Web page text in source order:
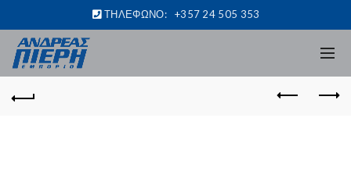
ΤΗΛΕΦΩΝΟ: +357 24 505 353